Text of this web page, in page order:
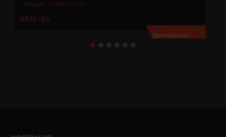
Модель: 01198(SOL’S)
85.12 грн
Детальніше...